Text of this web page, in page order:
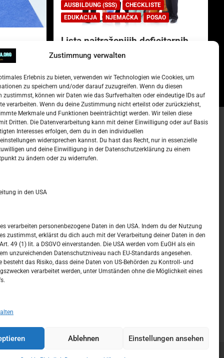
Zustimmung verwalten
Erlebnis zu bieten, verwenden wir Technologien wie Cookies, um
zu speichern und/oder darauf zuzugreifen. Wenn du diesen
zustimmst, können wir Daten wie das Surfverhalten oder eindeutige IDs auf
verarbeiten. Wenn du deine Zustimmung nicht erteilst oder zurückziehst,
Merkmale und Funktionen beeinträchtigt werden. Wir teilen diese
Dritten. Die Datenverarbeitung kann mit deiner Einwilligung oder auf Basis
Interesses erfolgen, dem du in den individuellen
widersprechen kannst. Du hast das Recht, nur in essenzielle
und deine Einwilligung in der Datenschutzerklärung zu einem
zu ändern oder zu widerrufen.
in den USA
verarbeiten personenbezogene Daten in den USA. Indem du der Nutzung
zustimmst, erklärst du dich auch mit der Verarbeitung deiner Daten in den
49 (1) lit. a DSGVO einverstanden. Die USA werden vom EuGH als ein
unzureichenden Datenschutzniveau nach EU-Standards angesehen.
besteht das Risiko, dass deine Daten von US-Behörden zu Kontroll- und
verarbeitet werden, unter Umständen ohne die Möglichkeit eines
Ablehnen Einstellungen ansehen
AUSBILDUNG (SSS)
CHECKLISTE
EDUKACIJA
NJEMAČKA POSAO
Lista najtraženijih deficitarnih
zanimanja u Njemačkoj.
–
Kalendar
10 11 12 13 14 15 16
17 18 19 20 21 22
24 25 26 27 28 29 30